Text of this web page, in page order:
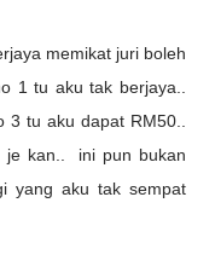
memikat juri boleh
1 tu aku tak berjaya..
tu aku dapat RM50..
je kan.. ini pun bukan
yang aku tak sempat